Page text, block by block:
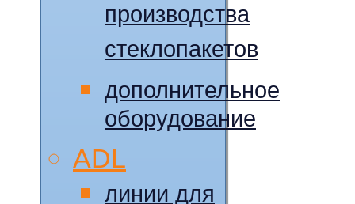
производства
стеклопакетов
дополнительное
оборудование
ADL
линии для